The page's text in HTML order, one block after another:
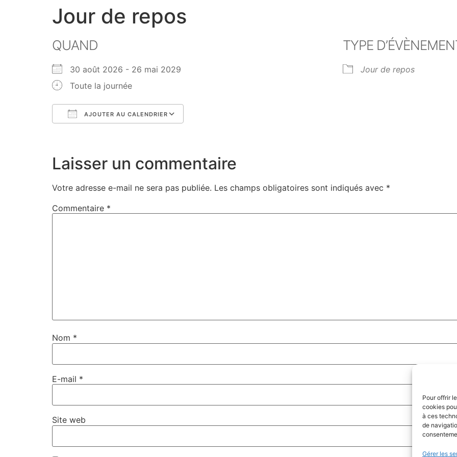
Pour offrir
cookies
à ces
de
Gérer les
Jour de repos
QUAND
30 août 2026 - 26 mai 2029
Toute la journée
AJOUTER AU CALENDRIER
TYPE
Jour de repos
Laisser un commentaire
Votre adresse e-mail ne sera pas publiée. Les champs obligatoires sont indiqués avec *
Commentaire *
Nom *
E-mail *
Site web